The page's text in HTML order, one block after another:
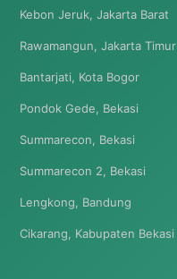
Kebon Jeruk, Jakarta Barat
Rawamangun, Jakarta Timur
Bantarjati, Kota Bogor
Pondok Gede, Bekasi
Summarecon, Bekasi
Summarecon 2, Bekasi
Lengkong, Bandung
Cikarang, Kabupaten Bekasi